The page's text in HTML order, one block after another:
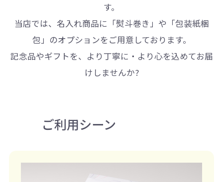
す。
当店では、名入れ商品に「熨斗巻き」や「包装紙梱
包」のオプションをご用意しております。
記念品やギフトを、より丁寧に・より心を込めてお届
けしませんか?
ご利用シーン